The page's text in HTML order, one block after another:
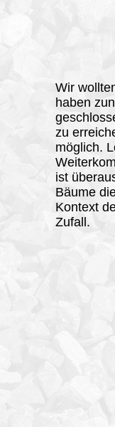
Wir
haben
zu
möglich.
ist
Bäume
Kontext
Zufall.